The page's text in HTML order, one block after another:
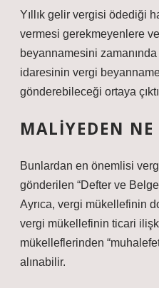
Yıllık gelir vergisi ödediği
vermesi gerekmeyenlere
beyannamesini
idaresinin vergi
gönderebileceği ortaya
MALIYEDEN
Bunlardan en önemlisi
gönderilen “Defter ve Belge
Ayrıca, vergi mükellefinin
vergi mükellefinin ticari
mükelleflerinden
alınabilir.